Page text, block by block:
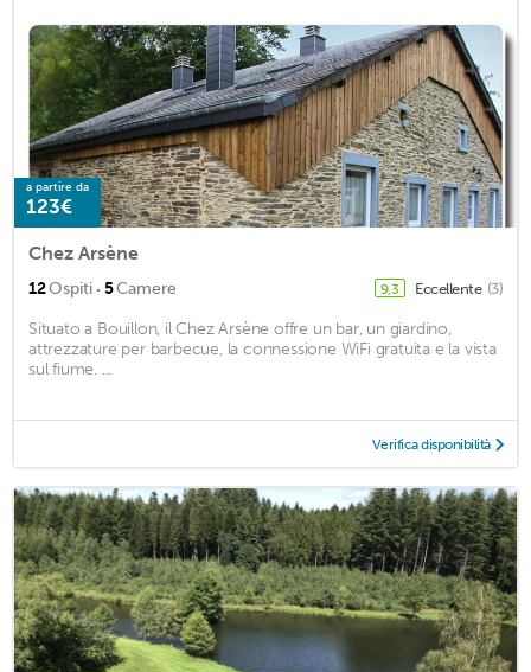
a partire da
123€
Chez Arsène
12Ospiti · 5Camere 9,3 Eccellente (3)
Situato a Bouillon, il Chez Arsène offre un bar, un giardino,
attrezzature per barbecue, la connessione WiFi gratuita e la vista
sul fiume. ...
Verifica disponibilità